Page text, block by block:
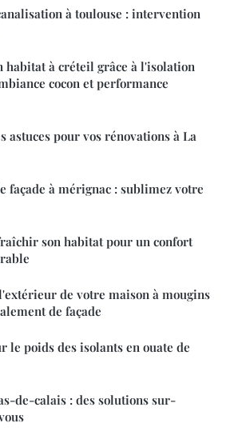
à toulouse : intervention
habitat à créteil grâce à l'isolation
cocon et performance
astuces pour vos rénovations à La
façade à mérignac : sublimez votre
son habitat pour un confort
de votre maison à mougins
de façade
le poids des isolants en ouate de
de-calais : des solutions sur-